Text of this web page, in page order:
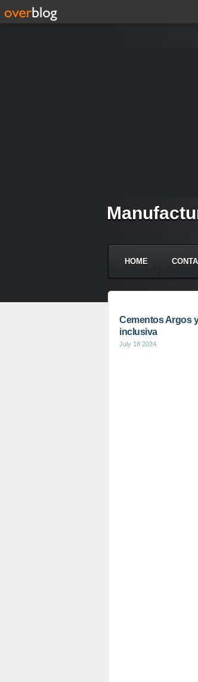
HOME
Cementos Argos
inclusiva
July 18 2024